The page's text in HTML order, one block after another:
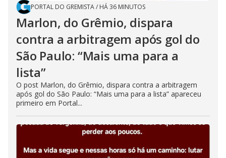
PORTAL DO GREMISTA/ HÁ 36 MINUTOS
Marlon, do Grêmio, dispara
contra a arbitragem após gol do
São Paulo: “Mais uma para a
lista”
O post Marlon, do Grêmio, dispara contra a arbitragem
após gol do São Paulo: “Mais uma para a lista” apareceu
primeiro em Portal...